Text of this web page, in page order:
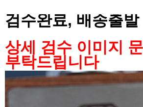
본문
검수완료, 배송출발
상세 검수 이미지
부탁드립니다